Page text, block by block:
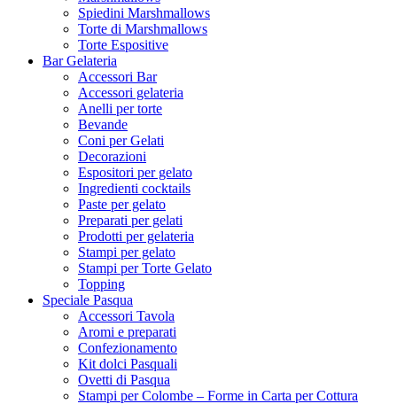
Spiedini Marshmallows
Torte di Marshmallows
Torte Espositive
Bar Gelateria
Accessori Bar
Accessori gelateria
Anelli per torte
Bevande
Coni per Gelati
Decorazioni
Espositori per gelato
Ingredienti cocktails
Paste per gelato
Preparati per gelati
Prodotti per gelateria
Stampi per gelato
Stampi per Torte Gelato
Topping
Speciale Pasqua
Accessori Tavola
Aromi e preparati
Confezionamento
Kit dolci Pasquali
Ovetti di Pasqua
Stampi per Colombe – Forme in Carta per Cottura